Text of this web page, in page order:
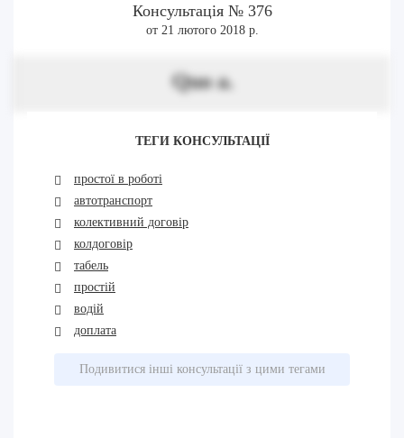
Консультація № 376
от 21 лютого 2018 р.
Quo a.
ТЕГИ КОНСУЛЬТАЦІЇ
простої в роботі
автотранспорт
колективний договір
колдоговір
табель
простій
водій
доплата
Подивитися інші консультації з цими тегами